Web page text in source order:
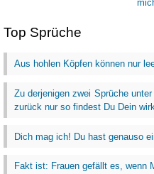
Top Sprüche
Aus hohlen Köpfen können nur
Zu derjenigen zwei Sprüche
zurück nur so findest Du Dein
Dich mag ich! Du hast genauso
Fakt ist: Frauen gefällt es, wenn